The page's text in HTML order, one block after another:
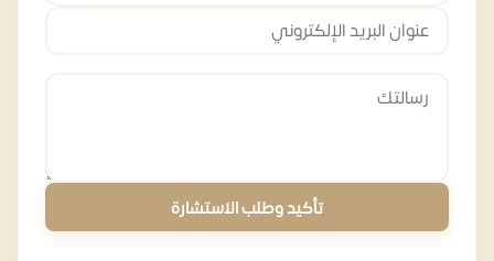
تأكيد وطلب الاستشارة